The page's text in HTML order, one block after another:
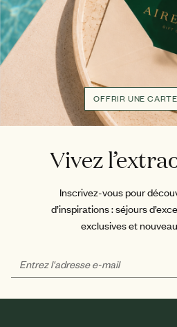
OFFRIR UNE
Vivez
Inscrivez-vous pour
d’inspirations : séjours
exclusives et